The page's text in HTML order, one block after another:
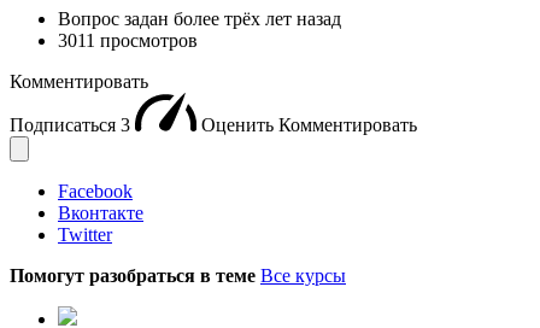
Вопрос задан более трёх лет назад
3011 просмотров
Комментировать
Подписаться 3 Оценить Комментировать
Facebook
Вконтакте
Twitter
Помогут разобраться в теме Все курсы